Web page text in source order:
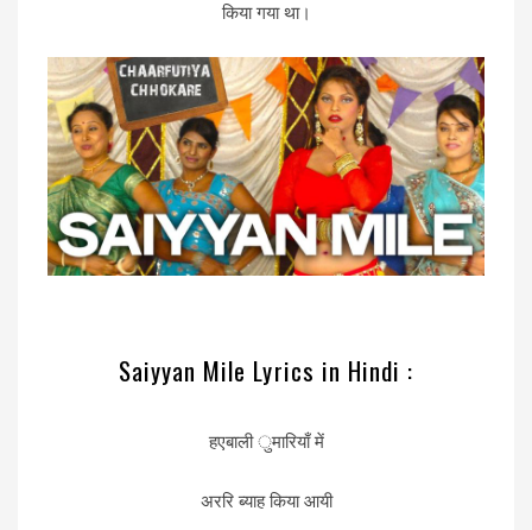
किया गया था।
Saiyyan Mile Lyrics in Hindi :
हएबाली ुमारियाँ में
अररि ब्याह किया आयी